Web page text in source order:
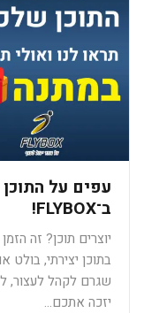
עפים על
ב־FLYBOX!
יוצרים תוכן? זה
בתוכן יצירתי,
שגרם לקהל לעצור,
יזכה אתכם…